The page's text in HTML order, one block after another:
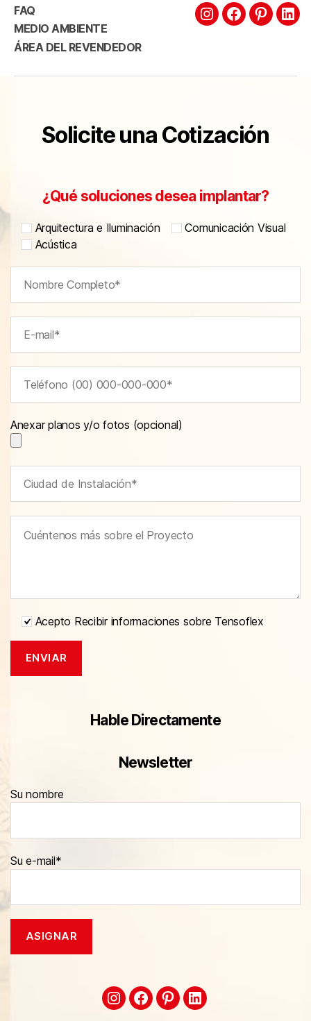
FAQ
MEDIO AMBIENTE
ÁREA DEL REVENDEDOR
Solicite una Cotización
¿Qué soluciones desea implantar?
Arquitectura e Iluminación
Comunicación Visual
Acústica
Anexar planos y/o fotos (opcional)
Acepto Recibir informaciones sobre Tensoflex
Hable Directamente
Newsletter
Su nombre
Su e-mail*